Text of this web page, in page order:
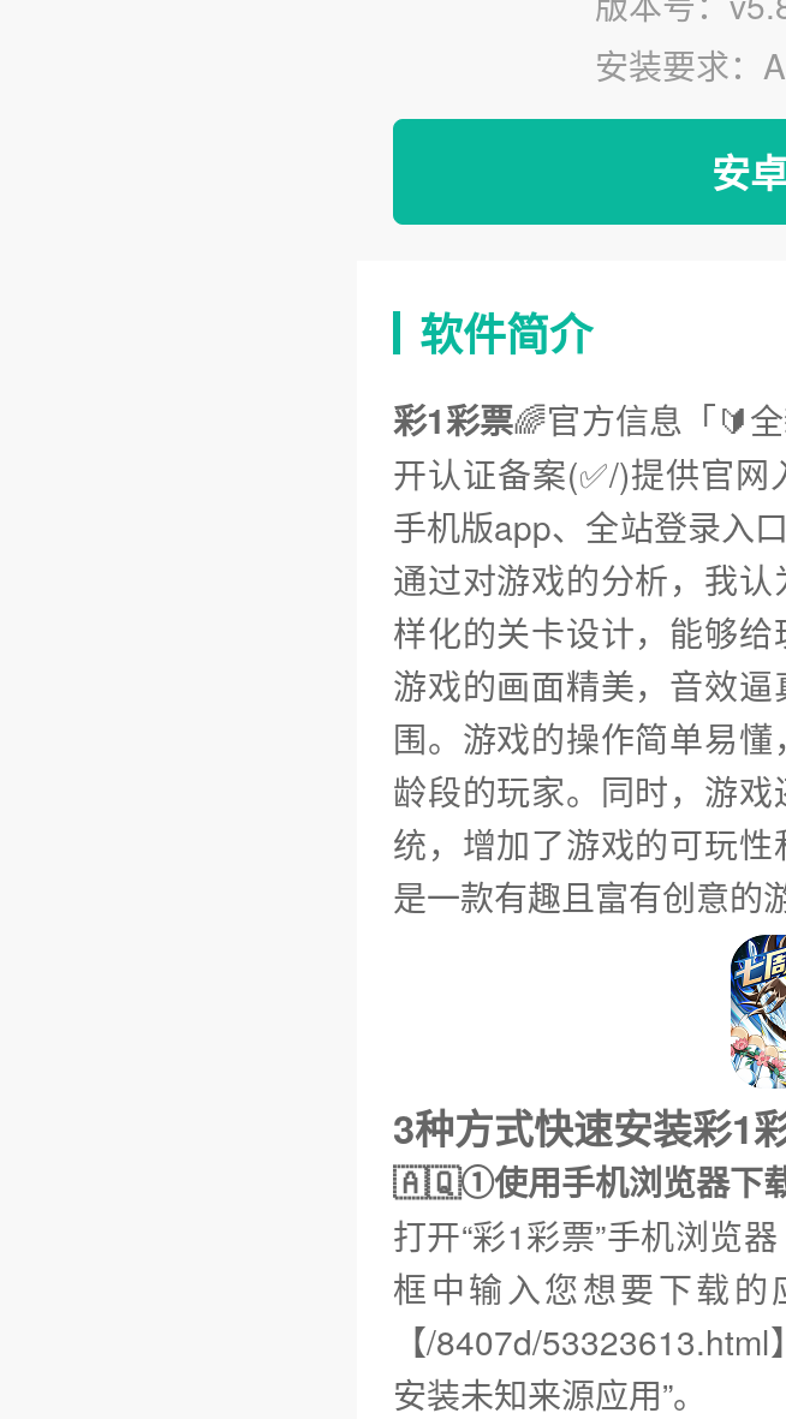
安装要求：
安
软件简介
彩1彩票🌈官方信息「🔰
开认证备案(✅/)提供官网
手机版app、全站登录入
通过对游戏的分析，我
样化的关卡设计，能够给
游戏的画面精美，音效
围。游戏的操作简单易
龄段的玩家。同时，游
统，增加了游戏的可玩
是一款有趣且富有创意的
3种方式快速安装彩1彩
🇦🇶①使用手机浏览器下
打开“彩1彩票”手机浏览
框中输入您想要下载
【/8407d/
安装未知来源应用”。